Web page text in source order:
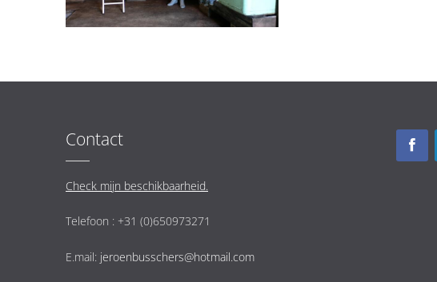
Contact
Check mijn beschikbaarheid.
Telefoon : +31 (0)650973271
E.mail: jeroenbusschers@hotmail.com